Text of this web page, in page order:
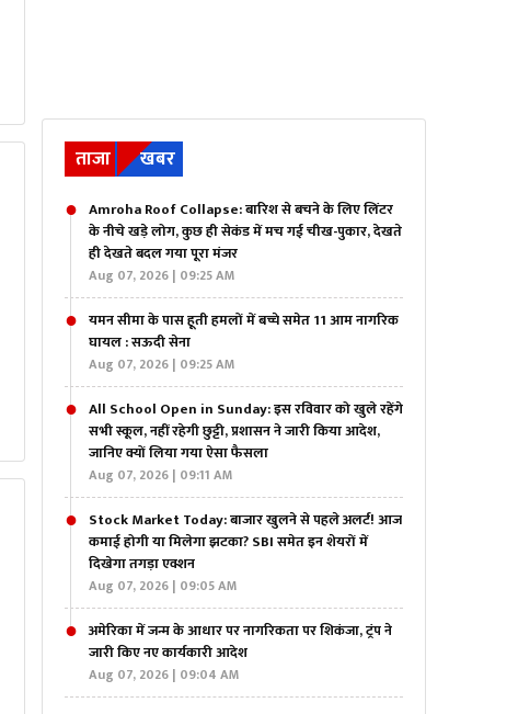
ताजा खबर
Amroha Roof Collapse: बारिश से बचने के लिए लिंटर
के नीचे खड़े लोग, कुछ ही सेकंड में मच गई चीख-पुकार, देखते
ही देखते बदल गया पूरा मंजर
Aug 07, 2026 | 09:25 AM
यमन सीमा के पास हूती हमलों में बच्चे समेत 11 आम नागरिक
घायल : सऊदी सेना
Aug 07, 2026 | 09:25 AM
All School Open in Sunday: इस रविवार को खुले रहेंगे
सभी स्कूल, नहीं रहेगी छुट्टी, प्रशासन ने जारी किया आदेश,
जानिए क्यों लिया गया ऐसा फैसला
Aug 07, 2026 | 09:11 AM
Stock Market Today: बाजार खुलने से पहले अलर्ट! आज
कमाई होगी या मिलेगा झटका? SBI समेत इन शेयरों में
दिखेगा तगड़ा एक्शन
Aug 07, 2026 | 09:05 AM
अमेरिका में जन्म के आधार पर नागरिकता पर शिकंजा, ट्रंप ने
जारी किए नए कार्यकारी आदेश
Aug 07, 2026 | 09:04 AM